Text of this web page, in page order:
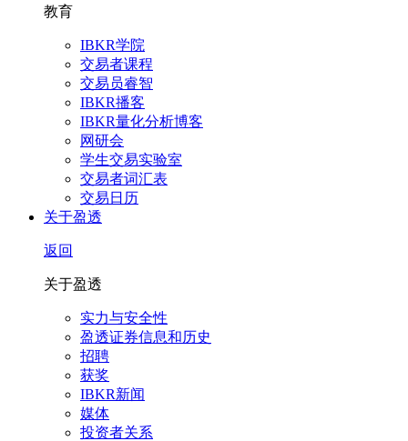
教育
IBKR学院
交易者课程
交易员睿智
IBKR播客
IBKR量化分析博客
网研会
学生交易实验室
交易者词汇表
交易日历
关于盈透
返回
关于盈透
实力与安全性
盈透证券信息和历史
招聘
获奖
IBKR新闻
媒体
投资者关系